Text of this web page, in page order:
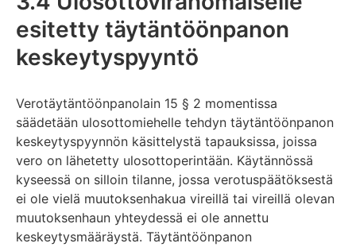
esitetty täytäntöönpanon
keskeytyspyyntö
Verotäytäntöönpanolain 15 § 2 momentissa
säädetään ulosottomiehelle tehdyn täytäntöönpanon
keskeytyspyynnön käsittelystä tapauksissa, joissa
vero on lähetetty ulosottoperintään. Käytännössä
kyseessä on silloin tilanne, jossa verotuspäätöksestä
ei ole vielä muutoksenhakua vireillä tai vireillä olevan
muutoksenhaun yhteydessä ei ole annettu
keskeytysmääräystä. Täytäntöönpanon